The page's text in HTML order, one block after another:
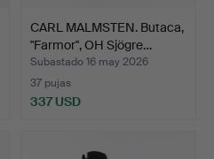
CARL MALMSTEN. Butaca,
"Farmor", OH Sjögre…
Subastado 16 may 2026
37 pujas
337 USD